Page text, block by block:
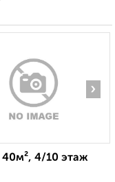
›
40м², 4/10 этаж